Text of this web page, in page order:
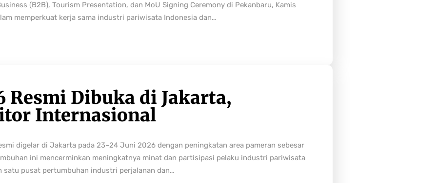
(B2B), Tourism Presentation, dan MoU Signing Ceremony di Pekanbaru, Kamis
memperkuat kerja sama industri pariwisata Indonesia dan…
Resmi Dibuka di Jakarta,
Internasional
digelar di Jakarta pada 23–24 Juni 2026 dengan peningkatan area pameran sebesar
ini mencerminkan meningkatnya minat dan partisipasi pelaku industri pariwisata
satu pusat pertumbuhan industri perjalanan dan…